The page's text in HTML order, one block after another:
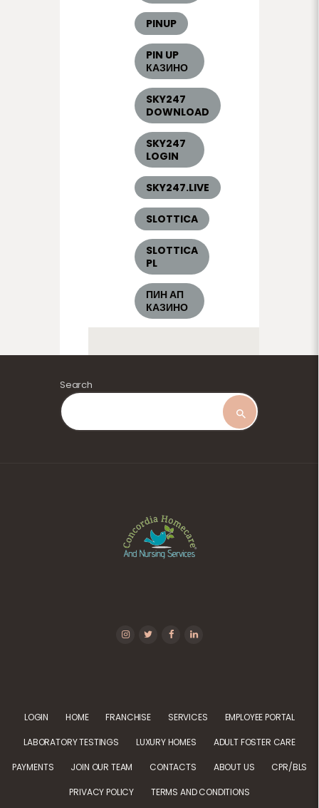
PINUP
PIN UP
КАЗИНО
SKY247
DOWNLOAD
SKY247
LOGIN
SKY247.LIVE
SLOTTICA
SLOTTICA
PL
ПИН АП
КАЗИНО
Search
LOGIN HOME FRANCHISE SERVICES EMPLOYEE PORTAL
LABORATORY TESTINGS LUXURY HOMES ADULT FOSTER CARE
PAYMENTS JOIN OUR TEAM CONTACTS ABOUT US CPR/BLS
PRIVACY POLICY TERMS AND CONDITIONS